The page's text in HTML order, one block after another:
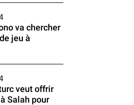
va chercher
jeu à
veut offrir
Salah pour